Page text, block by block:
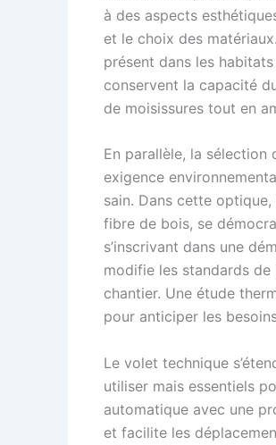
à des aspects
et le choix des
présent dans les
conservent la capacité
de moisissures tout en
En parallèle, la sélection
exigence
sain. Dans cette
fibre de bois, se
s’inscrivant dans une
modifie les standards
chantier. Une étude
pour anticiper les
Le volet technique
utiliser mais essentiels
automatique avec une
et facilite les